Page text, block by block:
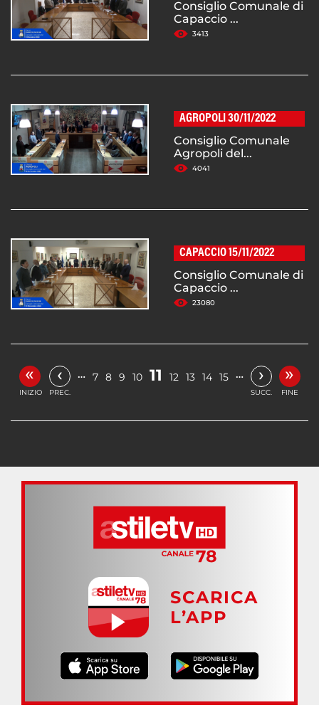
Consiglio Comunale di
Capaccio ...
3413
AGROPOLI 30/11/2022
Consiglio Comunale
Agropoli del...
4041
CAPACCIO 15/11/2022
Consiglio Comunale di
Capaccio ...
23080
«
INIZIO
‹
PREC.
… 7 8 9 10 11 12 13 14 15 … ›
SUCC.
»
FINE
SCARICA
L’APP